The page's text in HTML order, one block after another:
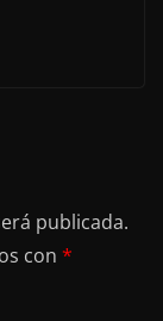
publicada.
con *